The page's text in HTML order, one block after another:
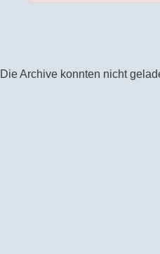
Die Archive konnten nicht